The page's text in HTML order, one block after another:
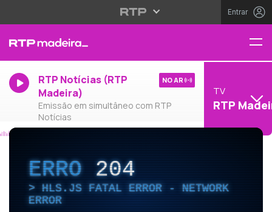
Entrar
RTP Notícias (RTP
Madeira)
Emissão em simultâneo com RTP
Notícias
NO AR
TV
RTP
ERRO204
HLS.JS FATAL ERROR - NETWORK
ERROR